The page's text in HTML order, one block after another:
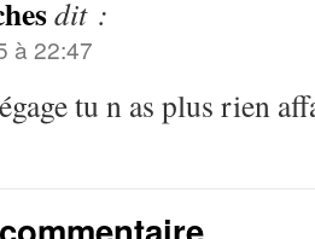
dit :
à 22:47
tu n as plus rien